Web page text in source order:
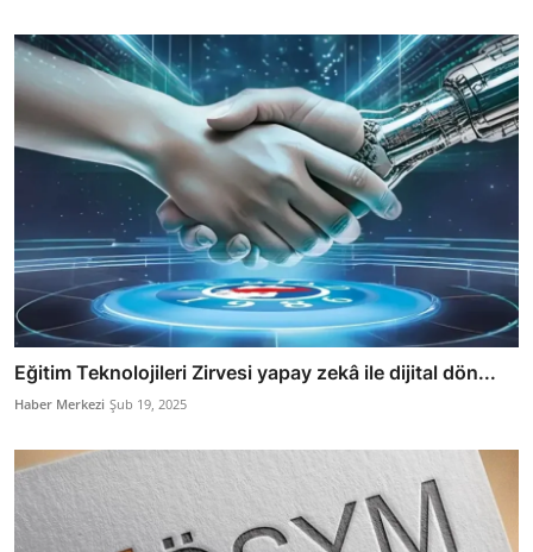
Eğitim Teknolojileri Zirvesi yapay zekâ ile dijital dön...
Haber Merkezi Şub 19, 2025